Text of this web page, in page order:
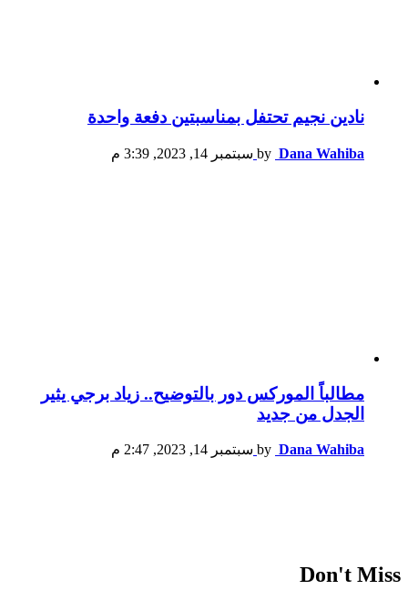
نادين نجيم تحتفل بمناسبتين دفعة واحدة
by Dana Wahiba سبتمبر 14, 2023, 3:39 م
مطالباً الموركس دور بالتوضيح.. زياد برجي يثير
الجدل من جديد
by Dana Wahiba سبتمبر 14, 2023, 2:47 م
Don't Miss